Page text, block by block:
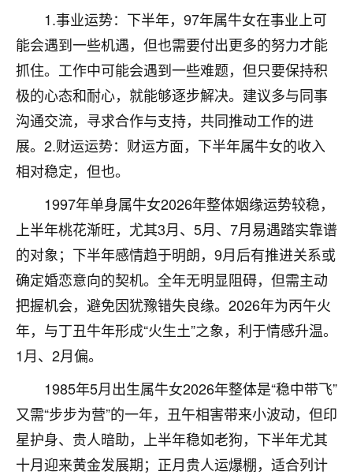
1.事业运势：下半年，97年属牛女在事业上可
能会遇到一些机遇，但也需要付出更多的努力才能
抓住。工作中可能会遇到一些难题，但只要保持积
极的心态和耐心，就能够逐步解决。建议多与同事
沟通交流，寻求合作与支持，共同推动工作的进
展。2.财运运势：财运方面，下半年属牛女的收入
相对稳定，但也。
1997年单身属牛女2026年整体姻缘运势较稳，
上半年桃花渐旺，尤其3月、5月、7月易遇踏实靠谱
的对象；下半年感情趋于明朗，9月后有推进关系或
确定婚恋意向的契机。全年无明显阻碍，但需主动
把握机会，避免因犹豫错失良缘。2026年为丙午火
年，与丁丑牛年形成“火生土”之象，利于情感升温。
1月、2月偏。
1985年5月出生属牛女2026年整体是“稳中带飞”
又需“步步为营”的一年，丑午相害带来小波动，但印
星护身、贵人暗助，上半年稳如老狗，下半年尤其
十月迎来黄金发展期；正月贵人运爆棚，适合列计
鹿森：恭喜升职加薪！！，请客吗？�
12小时前 来自北京
心心相印
我身体不太好，总是病病殃殃的，去检查又没什么大
问题，反正就是不舒服。中医西医看遍了，找不到问
题，后来无意中看到有人推荐慧来老师，跟老师聊过
之后，心情豁然开朗，也听老师建议，处理了一些因
果问题。今年以来，身体比以前好多，主要是心情好
了，老师说境随心转，现在深有体会了。
鹿森：是的，其实跟老师聊过之后，最大的感
触，首先就是心态会变好，万般皆是命，半点
不由人！
1天前 来自四川 9
金白水清
我也想找老师看看，有没有人给个联系方式的啊？
鹿森：慧来老师微信：gjsy0624
1天前 来自江西 12